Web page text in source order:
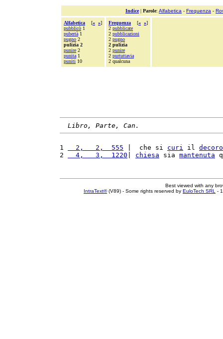
Indice| Parole: Alfabetica - Frequenza -
Alfabetica [« »]
pubblicò 1
pubertà 1
pugno 2
pulizia 2
punire 2
punita 1
puniti 10
Frequenza [« »]
2 pubblicate
2 pubblicazioni
2 pugno
2 pulizia
2 punire
2 purtuttavia
2 qualcuna
Libro, Parte, Can.
1
  2,   2,  555
|  che si curi il decoro
2
  4,   3,  1220
chiesa sia mantenuta
Best viewed with any
IntraText®(V89) - Some rights reserved by EuloTech SRL -